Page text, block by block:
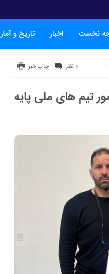
نخست اخبار تاریخ و آمار
چاپ خبر ۰ نظر
تیم های ملی پایه